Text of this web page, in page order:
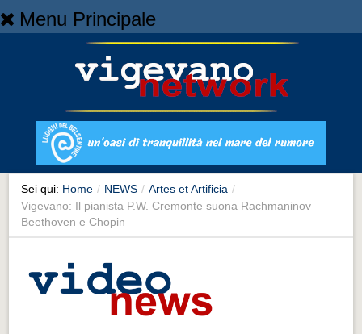
Menu Principale
NEWS
Cronaca
Cronaca
Artes et Artificia
Artes et Artificia
Sport
Sei qui: Home / NEWS / Artes et Artificia /
Vigevano: Il pianista P.W. Cremonte suona Rachmaninov
Beethoven e Chopin